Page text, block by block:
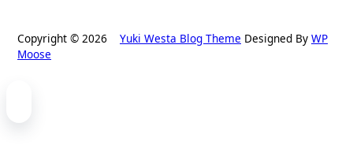
Copyright © 2026 Yuki Westa Blog Theme Designed By WP
Moose